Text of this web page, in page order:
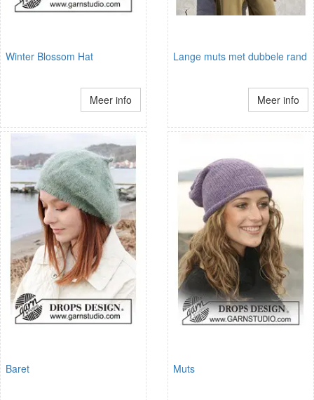
Winter Blossom Hat
Meer info
Lange muts met dubbele rand
Meer info
Baret Muts